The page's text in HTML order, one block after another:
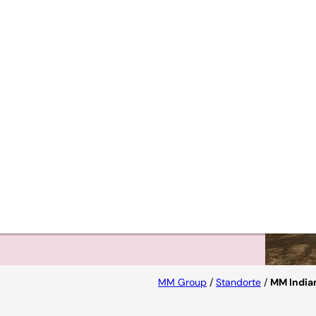
MM Group / Standorte / MM